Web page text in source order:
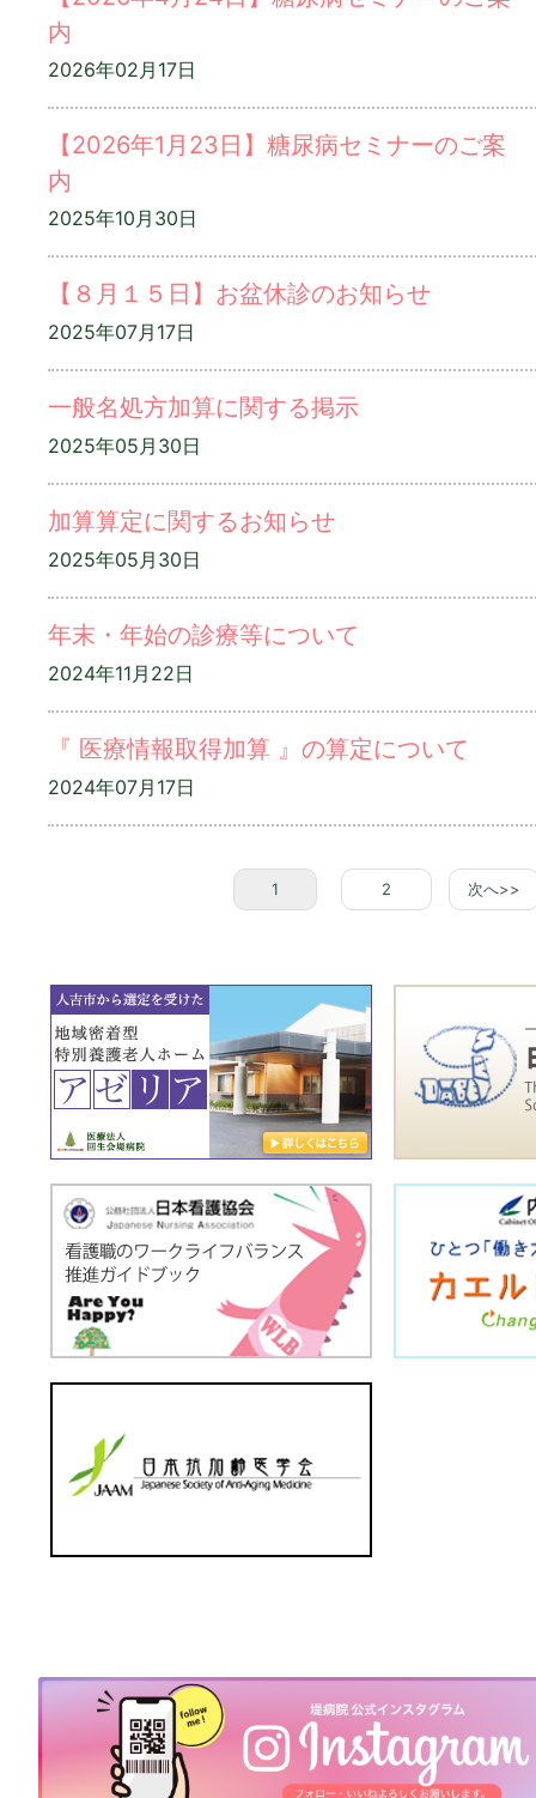
内
2026年02月17日
【2026年1月23日】糖尿病セミナーのご案
内
2025年10月30日
【８月１５日】お盆休診のお知らせ
2025年07月17日
一般名処方加算に関する掲示
2025年05月30日
加算算定に関するお知らせ
2025年05月30日
年末・年始の診療等について
2024年11月22日
『 医療情報取得加算 』の算定について
2024年07月17日
1 2 次へ>>